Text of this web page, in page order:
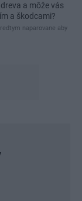
a môže vás
a škodcami?
naparovane aby